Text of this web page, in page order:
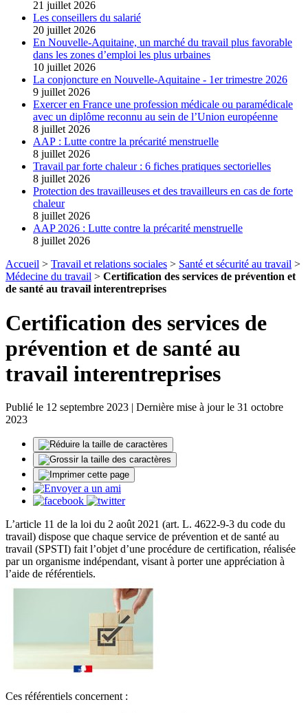
21 juillet 2026
Les conseillers du salarié
20 juillet 2026
En Nouvelle-Aquitaine, un marché du travail plus favorable
dans les zones d’emploi les plus urbaines
10 juillet 2026
La conjoncture en Nouvelle-Aquitaine - 1er trimestre 2026
9 juillet 2026
Exercer en France une profession médicale ou paramédicale
avec un diplôme reconnu au sein de l’Union européenne
8 juillet 2026
AAP : Lutte contre la précarité menstruelle
8 juillet 2026
Travail par forte chaleur : 6 fiches pratiques sectorielles
8 juillet 2026
Protection des travailleuses et des travailleurs en cas de forte
chaleur
8 juillet 2026
AAP 2026 : Lutte contre la précarité menstruelle
8 juillet 2026
Accueil > Travail et relations sociales > Santé et sécurité au travail >
Médecine du travail > Certification des services de prévention et
de santé au travail interentreprises
Certification des services de
prévention et de santé au
travail interentreprises
Publié le 12 septembre 2023 | Dernière mise à jour le 31 octobre
2023
L’article 11 de la loi du 2 août 2021 (art. L. 4622-9-3 du code du
travail) dispose que chaque service de prévention et de santé au
travail (SPSTI) fait l’objet d’une procédure de certification, réalisée
par un organisme indépendant, visant à porter une appréciation à
l’aide de référentiels.
Ces référentiels concernent :